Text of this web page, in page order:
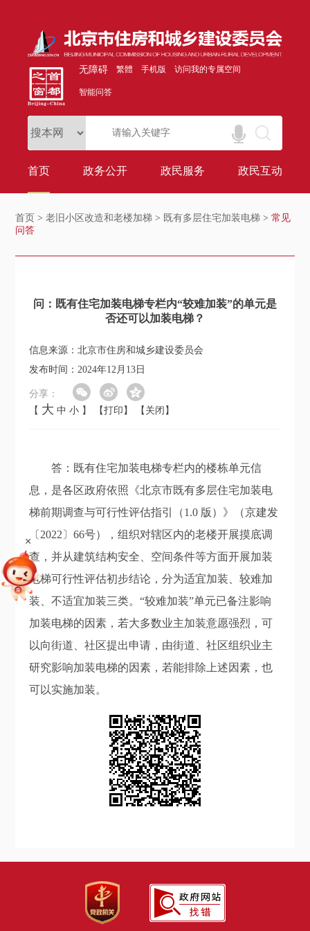
无障碍 繁體 手机版 访问我的专属空间
智能问答
首页 政务公开 政民服务 政民互动
首页 >老旧小区改造和老楼加梯 > 既有多层住宅加装电梯 >常见
问答
问：既有住宅加装电梯专栏内“较难加装”的单元是
否还可以加装电梯？
信息来源：北京市住房和城乡建设委员会
发布时间：2024年12月13日
分享：
【 大 中 小 】 【打印】 【关闭】
答：既有住宅加装电梯专栏内的楼栋单元信
息，是各区政府依照《北京市既有多层住宅加装电
梯前期调查与可行性评估指引（1.0 版）》（京建发
〔2022〕66号），组织对辖区内的老楼开展摸底调
查，并从建筑结构安全、空间条件等方面开展加装
电梯可行性评估初步结论，分为适宜加装、较难加
装、不适宜加装三类。“较难加装”单元已备注影响
加装电梯的因素，若大多数业主加装意愿强烈，可
以向街道、社区提出申请，由街道、社区组织业主
研究影响加装电梯的因素，若能排除上述因素，也
可以实施加装。
+